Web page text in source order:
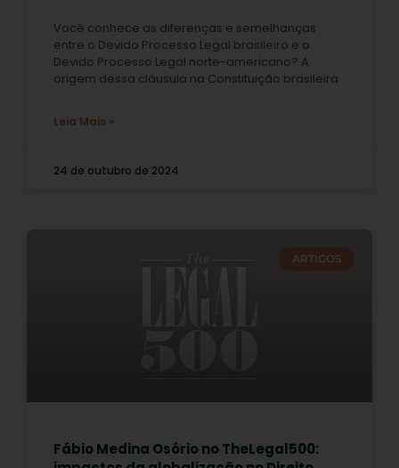
Você conhece as diferenças e semelhanças
entre o Devido Processo Legal brasileiro e o
Devido Processo Legal norte-americano? A
origem dessa cláusula na Constituição brasileira
Leia Mais »
24 de outubro de 2024
ARTIGOS
Fábio Medina Osório no TheLegal500: